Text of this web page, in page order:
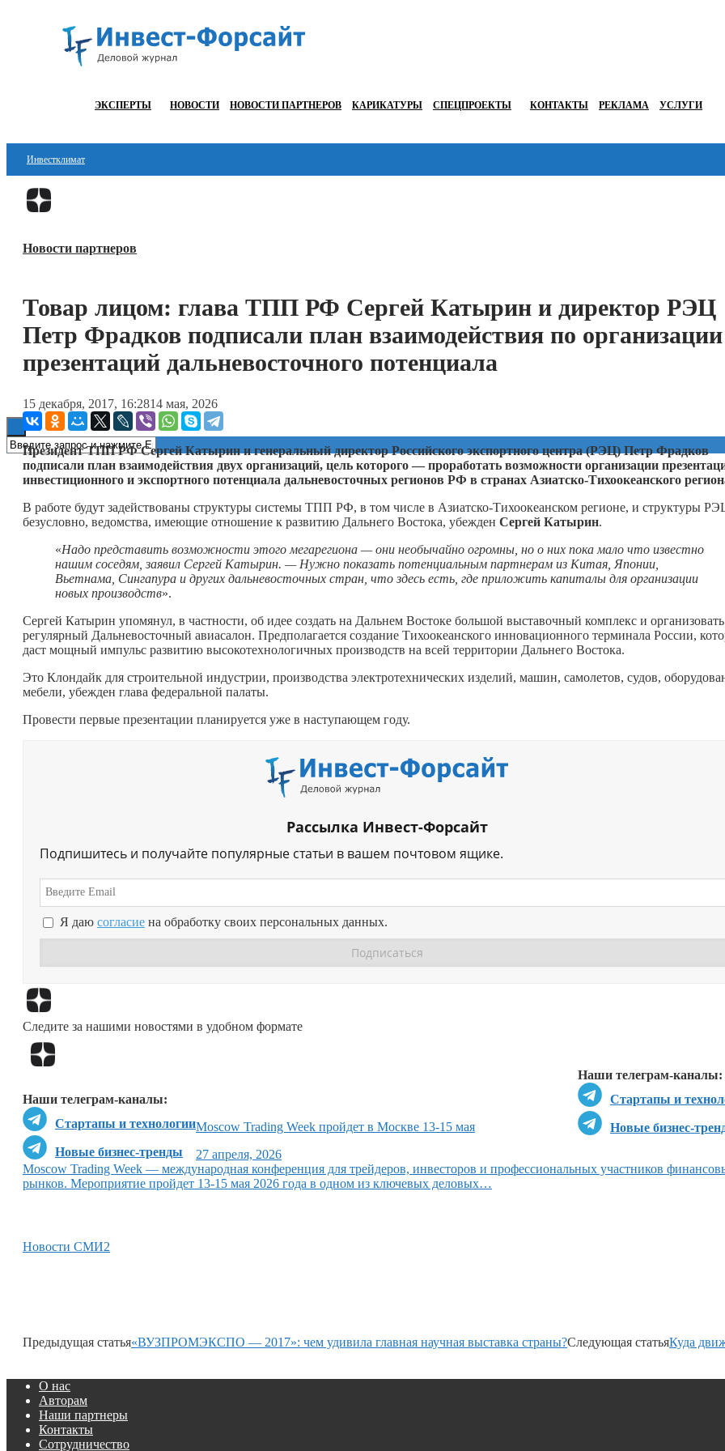
ЭКСПЕРТЫ НОВОСТИ НОВОСТИ ПАРТНЕРОВ КАРИКАТУРЫ СПЕЦПРОЕКТЫ КОНТАКТЫ РЕКЛАМА УСЛУГИ
Инвестклимат
Финансы
Блокчейн
Новости партнеров
Товар лицом: глава ТПП РФ Сергей Катырин и директор РЭЦ
Петр Фрадков подписали план взаимодействия по организации
презентаций дальневосточного потенциала
15 декабря, 2017, 16:2814 мая, 2026
Президент ТПП РФ Сергей Катырин и генеральный директор Российского экспортного центра (РЭЦ) Петр Фрадков
подписали план взаимодействия двух организаций, цель которого — проработать возможности организации
инвестиционного и экспортного потенциала дальневосточных регионов РФ в странах Азиатско-Тихоокеанского
В работе будут задействованы структуры системы ТПП РФ, в том числе в Азиатско-Тихоокеанском регионе, и структуры
безусловно, ведомства, имеющие отношение к развитию Дальнего Востока, убежден Сергей Катырин.
«Надо представить возможности этого мегарегиона — они необычайно огромны, но о них пока мало что известно
нашим соседям, заявил Сергей Катырин. — Нужно показать потенциальным партнерам из Китая, Японии,
Вьетнама, Сингапура и других дальневосточных стран, что здесь есть, где приложить капиталы для организации
новых производств».
Сергей Катырин упомянул, в частности, об идее создать на Дальнем Востоке большой выставочный комплекс и организовать
регулярный Дальневосточный авиасалон. Предполагается создание Тихоокеанского инновационного терминала России,
даст мощный импульс развитию высокотехнологичных производств на всей территории Дальнего Востока.
Это Клондайк для строительной индустрии, производства электротехнических изделий, машин, самолетов, судов,
мебели, убежден глава федеральной палаты.
Провести первые презентации планируется уже в наступающем году.
Рассылка Инвест-Форсайт
Подпишитесь и получайте популярные статьи в вашем почтовом ящике.
Я даю согласие на обработку своих персональных данных.
Следите за нашими новостями в удобном формате
Наши телеграм-каналы:
Стартапы и
Новые бизнес-
Наши телеграм-каналы:
Стартапы и технологии
Новые бизнес-тренды
Moscow Trading Week пройдет в Москве 13-15 мая
27 апреля, 2026
Moscow Trading Week — международная конференция для трейдеров, инвесторов и профессиональных участников
рынков. Мероприятие пройдет 13-15 мая 2026 года в одном из ключевых деловых…
Новости СМИ2
Предыдущая статья«ВУЗПРОМЭКСПО — 2017»: чем удивила главная научная выставка страны?Следующая статьяКуда
О нас
Авторам
Наши партнеры
Контакты
Сотрудничество